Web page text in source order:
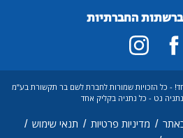
החברתיות
אחד! - כל הזכויות שמורות לחברת לשם בר תקשורת בע"מ
נט - כל נתניה בקליק אחד
/ מדיניות פרטיות / תנאי שימוש /